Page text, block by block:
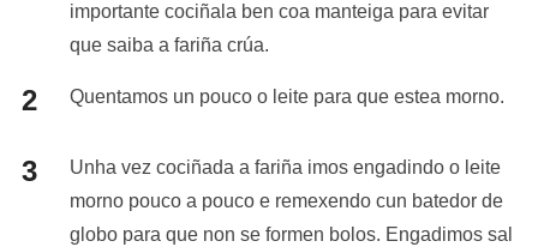
importante cociñala ben coa manteiga para evitar
que saiba a fariña crúa.
Quentamos un pouco o leite para que estea morno.
Unha vez cociñada a fariña imos engadindo o leite
morno pouco a pouco e remexendo cun batedor de
globo para que non se formen bolos. Engadimos sal